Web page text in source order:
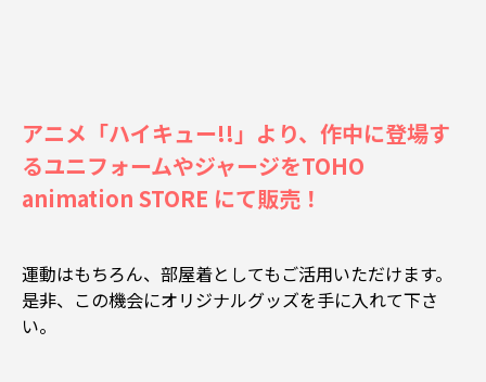
アニメ「ハイキュー!!」より、作中に登場す
るユニフォームやジャージをTOHO
animation STORE にて販売！
運動はもちろん、部屋着としてもご活用いただけます。
是非、この機会にオリジナルグッズを手に入れて下さ
い。